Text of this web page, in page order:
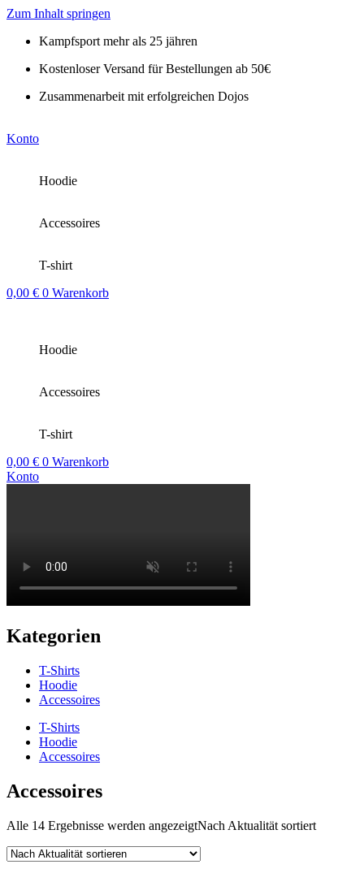
Zum Inhalt springen
Kampfsport mehr als 25 jähren
Kostenloser Versand für Bestellungen ab 50€
Zusammenarbeit mit erfolgreichen Dojos
Konto
Hoodie
Accessoires
T-shirt
0,00 € 0 Warenkorb
Hoodie
Accessoires
T-shirt
0,00 € 0 Warenkorb
Konto
Kategorien
T-Shirts
Hoodie
Accessoires
T-Shirts
Hoodie
Accessoires
Accessoires
Alle 14 Ergebnisse werden angezeigtNach Aktualität sortiert